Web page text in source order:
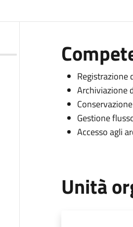
Registrazione
Archiviazione
Gestione
Accesso agli
Unità